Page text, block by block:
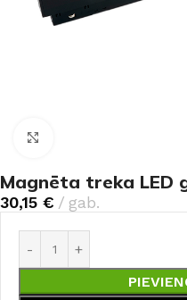
Magnēta treka LED
30,15 € gab.